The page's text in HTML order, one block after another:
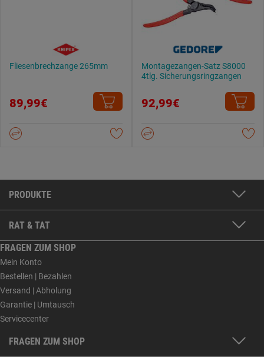
Fliesenbrechzange 265mm
89,99€
Montagezangen-Satz S8000
4tlg. Sicherungsringzangen
92,99€
PRODUKTE
RAT & TAT
FRAGEN ZUM SHOP
Mein Konto
Bestellen | Bezahlen
Versand | Abholung
Garantie | Umtausch
Servicecenter
FRAGEN ZUM SHOP